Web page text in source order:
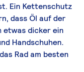
Ein Kettenschutz
dass Öl auf der
etwas dicker ein
Handschuhen.
Rad am besten